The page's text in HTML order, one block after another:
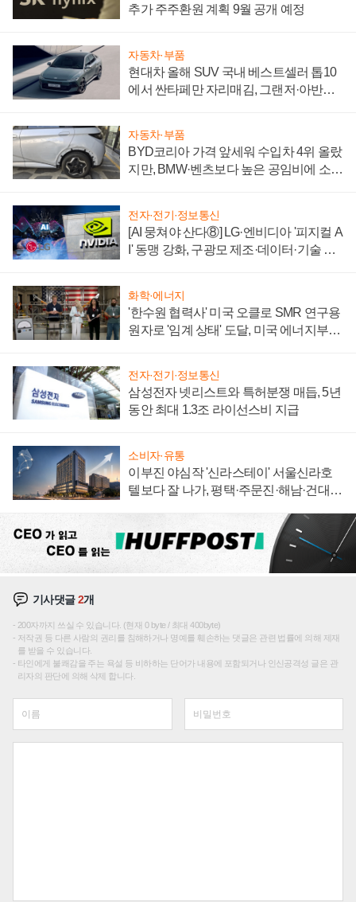
추가 주주환원 계획 9월 공개 예정
자동차·부품
현대차 올해 SUV 국내 베스트셀러 톱10
에서 싼타페만 자리매김, 그랜저·아반떼
자동차·부품
BYD코리아 가격 앞세워 수입차 4위 올랐
지만, BMW·벤츠보다 높은 공임비에 소비
전자·전기·정보통신
[AI 뭉쳐야 산다⑧] LG·엔비디아 '피지컬 A
I' 동맹 강화, 구광모 제조·데이터·기술 결
화학·에너지
'한수원 협력사' 미국 오클로 SMR 연구용
원자로 '임계 상태' 도달, 미국 에너지부
전자·전기·정보통신
삼성전자 넷리스트와 특허분쟁 매듭, 5년
동안 최대 1.3조 라이선스비 지급
소비자·유통
이부진 야심작 '신라스테이' 서울신라호
텔보다 잘 나가, 평택·주문진·해남·건대로
기사댓글2개
200자까지 쓰실 수 있습니다. (현재 0 byte / 최대 400byte)
저작권 등 다른 사람의 권리를 침해하거나 명예를 훼손하는 댓글은 관련 법률에 의해 제재
를 받을 수 있습니다.
타인에게 불쾌감을 주는 욕설 등 비하하는 단어가 내용에 포함되거나 인신공격성 글은 관
리자의 판단에 의해 삭제 합니다.